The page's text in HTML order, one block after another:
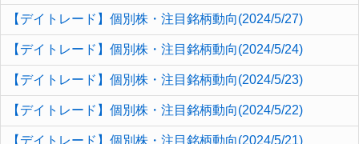
【デイトレード】個別株・注目銘柄動向(2024/5/27)
【デイトレード】個別株・注目銘柄動向(2024/5/24)
【デイトレード】個別株・注目銘柄動向(2024/5/23)
【デイトレード】個別株・注目銘柄動向(2024/5/22)
【デイトレード】個別株・注目銘柄動向(2024/5/21)